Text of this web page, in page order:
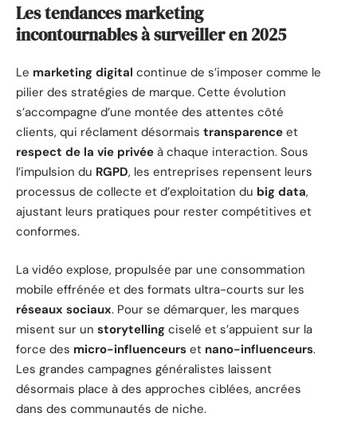
Les tendances marketing
incontournables à surveiller en 2025
Le marketing digital continue de s’imposer comme le
pilier des stratégies de marque. Cette évolution
s’accompagne d’une montée des attentes côté
clients, qui réclament désormais transparence et
respect de la vie privée à chaque interaction. Sous
l’impulsion du RGPD, les entreprises repensent leurs
processus de collecte et d’exploitation du big data,
ajustant leurs pratiques pour rester compétitives et
conformes.
La vidéo explose, propulsée par une consommation
mobile effrénée et des formats ultra-courts sur les
réseaux sociaux. Pour se démarquer, les marques
misent sur un storytelling ciselé et s’appuient sur la
force des micro-influenceurs et nano-influenceurs.
Les grandes campagnes généralistes laissent
désormais place à des approches ciblées, ancrées
dans des communautés de niche.